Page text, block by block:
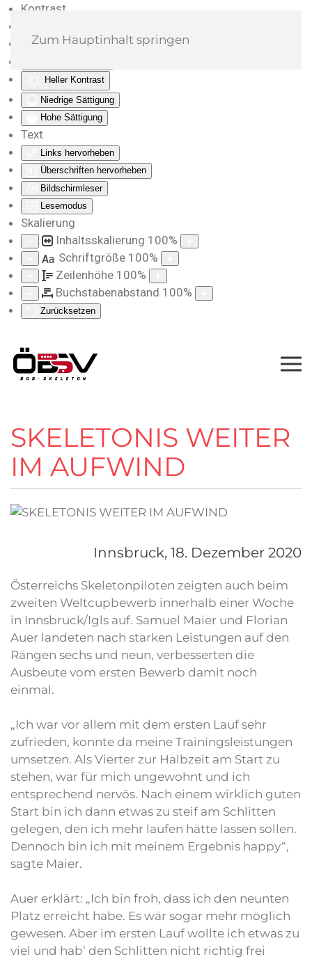
Kontrast
Monochrom
Heller Kontrast
Niedrige Sättigung
Hohe Sättigung
Text
Links hervorheben
Überschriften hervorheben
Bildschirmleser
Lesemodus
Skalierung
Inhaltsskalierung 100%
Aa Schriftgröße 100%
Zeilenhöhe 100%
Buchstabenabstand 100%
Zurücksetzen
Zum Hauptinhalt springen
SKELETONIS WEITER
IM AUFWIND
Innsbruck, 18. Dezember 2020
Österreichs Skeletonpiloten zeigten auch beim
zweiten Weltcupbewerb innerhalb einer Woche
in Innsbruck/Igls auf. Samuel Maier und Florian
Auer landeten nach starken Leistungen auf den
Rängen sechs und neun, verbesserten die
Ausbeute vom ersten Bewerb damit noch
einmal.
„Ich war vor allem mit dem ersten Lauf sehr
zufrieden, konnte da meine Trainingsleistungen
umsetzen. Als Vierter zur Halbzeit am Start zu
stehen, war für mich ungewohnt und ich
entsprechend nervös. Nach einem wirklich guten
Start bin ich dann etwas zu steif am Schlitten
gelegen, den ich mehr laufen hätte lassen sollen.
Dennoch bin ich mit meinem Ergebnis happy“,
sagte Maier.
Auer erklärt: „Ich bin froh, dass ich den neunten
Platz erreicht habe. Es wär sogar mehr möglich
gewesen. Aber im ersten Lauf wollte ich etwas zu
viel und hab’ den Schlitten nicht richtig frei